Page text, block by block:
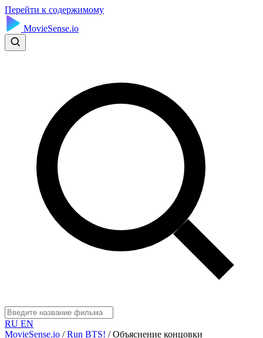
Перейти к содержимому
MovieSense.io
RU EN
MovieSense.io / Run BTS! / Объяснение концовки